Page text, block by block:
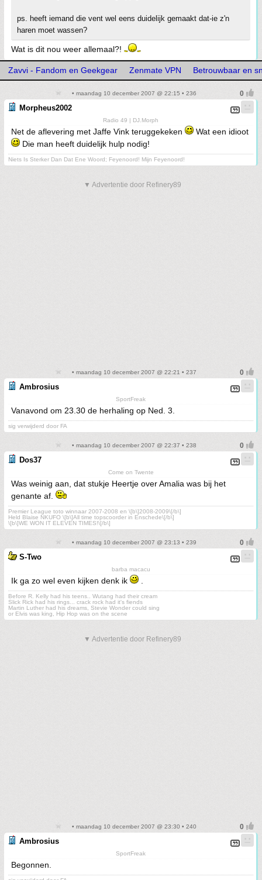
ps. heeft iemand die vent wel eens duidelijk gemaakt dat-ie z'n
haren moet wassen?
Wat is dit nou weer allemaal?!
Zavvi - Fandom en Geekgear Zenmate VPN Betrouwbaar en
• maandag 10 december 2007 @ 22:15 • 236
Morpheus2002
Radio 49 | DJ.Morph
Net de aflevering met Jaffe Vink teruggekeken
Wat een idioot
Die man heeft duidelijk hulp nodig!
Niets Is Sterker Dan Dat Ene Woord; Feyenoord! Mijn Feyenoord!
▼ Advertentie door Refinery89
• maandag 10 december 2007 @ 22:21 • 237
Ambrosius
SportFreak
Vanavond om 23.30 de herhaling op Ned. 3.
sig verwijderd door FA
• maandag 10 december 2007 @ 22:37 • 238
Dos37
Come on Twente
Was weinig aan, dat stukje Heertje over Amalia was bij het
genante af.
Premier League toto winnaar 2007-2008 en \[b\]2008-2009\[/b\]
Held Blaise NKUFO \[b\]All time topscoorder in Enschede\[/b\]
\[b\]WE WON IT ELEVEN TIMES!\[/b\]
• maandag 10 december 2007 @ 23:13 • 239
S-Two
barba macacu
Ik ga zo wel even kijken denk ik
Before R. Kelly had his teens.. Wutang had their cream
Slick Rick had his rings... crack rock had it's fiends
Martin Luther had his dreams, Stevie Wonder could sing
or Elvis was king, Hip Hop was on the scene
▼ Advertentie door Refinery89
• maandag 10 december 2007 @ 23:30 • 240
Ambrosius
SportFreak
Begonnen.